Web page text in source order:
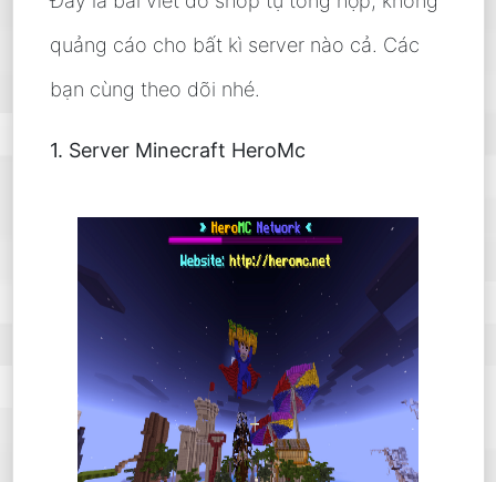
quảng cáo cho bất kì server nào cả. Các
bạn cùng theo dõi nhé.
1. Server Minecraft HeroMc